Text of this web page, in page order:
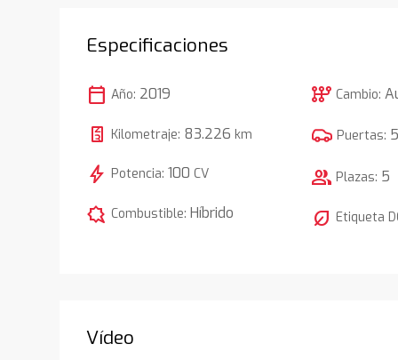
Especificaciones
calendar_today Año: 2019
Kilometraje: 83.226 km
bolt Potencia:100 CV
comic_bubble Combustible:Híbrido
auto_transmission Cambio:
Puertas: 5
group Plazas: 5
nest_eco_leaf Etiqueta
Vídeo